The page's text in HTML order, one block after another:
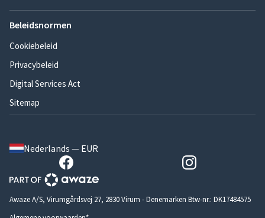
Beleidsnormen
Cookiebeleid
Privacybeleid
Digital Services Act
Sitemap
Nederlands — EUR
Awaze A/S, Virumgårdsvej 27, 2830 Virum - Denemarken Btw-nr.: DK17484575